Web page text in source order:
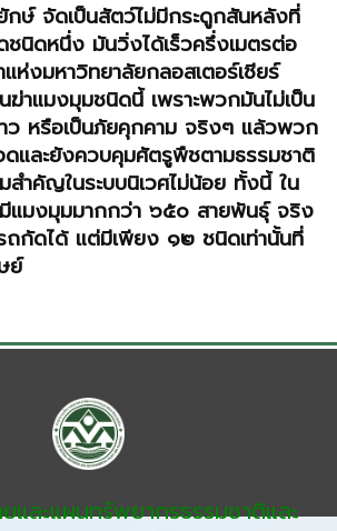
กษ์ จัดเป็นสัตว์ไม่มีกระดูกสันหลังที่
ชนิดหนึ่ง มันวิ่งได้เร็วครึ่งเมตรต่อ
ห่งมหาวิทยาลัยกลอสเตอร์เชียร์
ฆ่าแมงมุมชนิดนี้ เพราะพวกมันไม่เป็น
ว หรือเป็นภัยคุกคาม จริงๆ แล้วพวก
ดและยังควบคุมศัตรูพืชตามธรรมชาติ
สำคัญในระบบนิเวศไม่น้อย ทั้งนี้ ใน
แมงมุมมากกว่า ๖๕๐ สายพันธุ์ จริง
ถกัดได้ แต่มีเพียง ๑๒ ชนิดเท่านั้นที่
ย์
และแผนทรัพยากรธรรมชาติและ